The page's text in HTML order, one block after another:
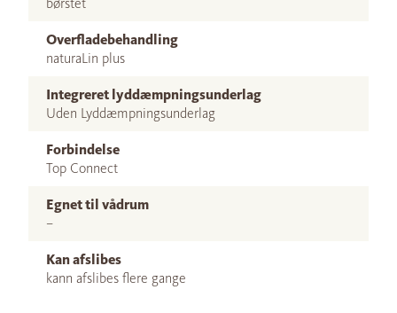
Overfladebehandling
naturaLin plus
Integreret lyddæmpningsunderlag
Uden Lyddæmpningsunderlag
Forbindelse
Top Connect
Egnet til vådrum
–
Kan afslibes
kann afslibes flere gange